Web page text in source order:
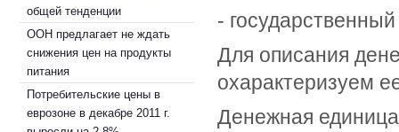
общей тенденции
ООН предлагает не ждать
снижения цен на продукты
питания
Потребительские цены в
еврозоне в декабре 2011 г.
-
Для описания
охарактеризуем
Денежная